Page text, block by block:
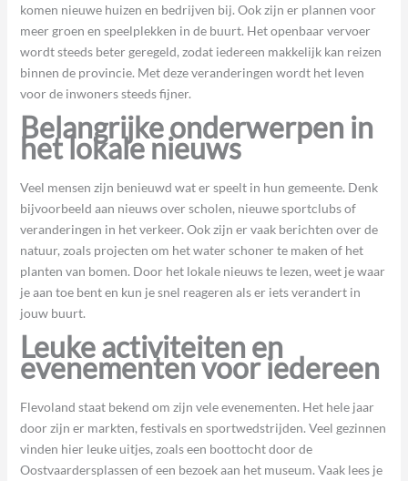
komen nieuwe huizen en bedrijven bij. Ook zijn er plannen voor
meer groen en speelplekken in de buurt. Het openbaar vervoer
wordt steeds beter geregeld, zodat iedereen makkelijk kan reizen
binnen de provincie. Met deze veranderingen wordt het leven
voor de inwoners steeds fijner.
Belangrijke onderwerpen in
het lokale nieuws
Veel mensen zijn benieuwd wat er speelt in hun gemeente. Denk
bijvoorbeeld aan nieuws over scholen, nieuwe sportclubs of
veranderingen in het verkeer. Ook zijn er vaak berichten over de
natuur, zoals projecten om het water schoner te maken of het
planten van bomen. Door het lokale nieuws te lezen, weet je waar
je aan toe bent en kun je snel reageren als er iets verandert in
jouw buurt.
Leuke activiteiten en
evenementen voor iedereen
Flevoland staat bekend om zijn vele evenementen. Het hele jaar
door zijn er markten, festivals en sportwedstrijden. Veel gezinnen
vinden hier leuke uitjes, zoals een boottocht door de
Oostvaardersplassen of een bezoek aan het museum. Vaak lees je